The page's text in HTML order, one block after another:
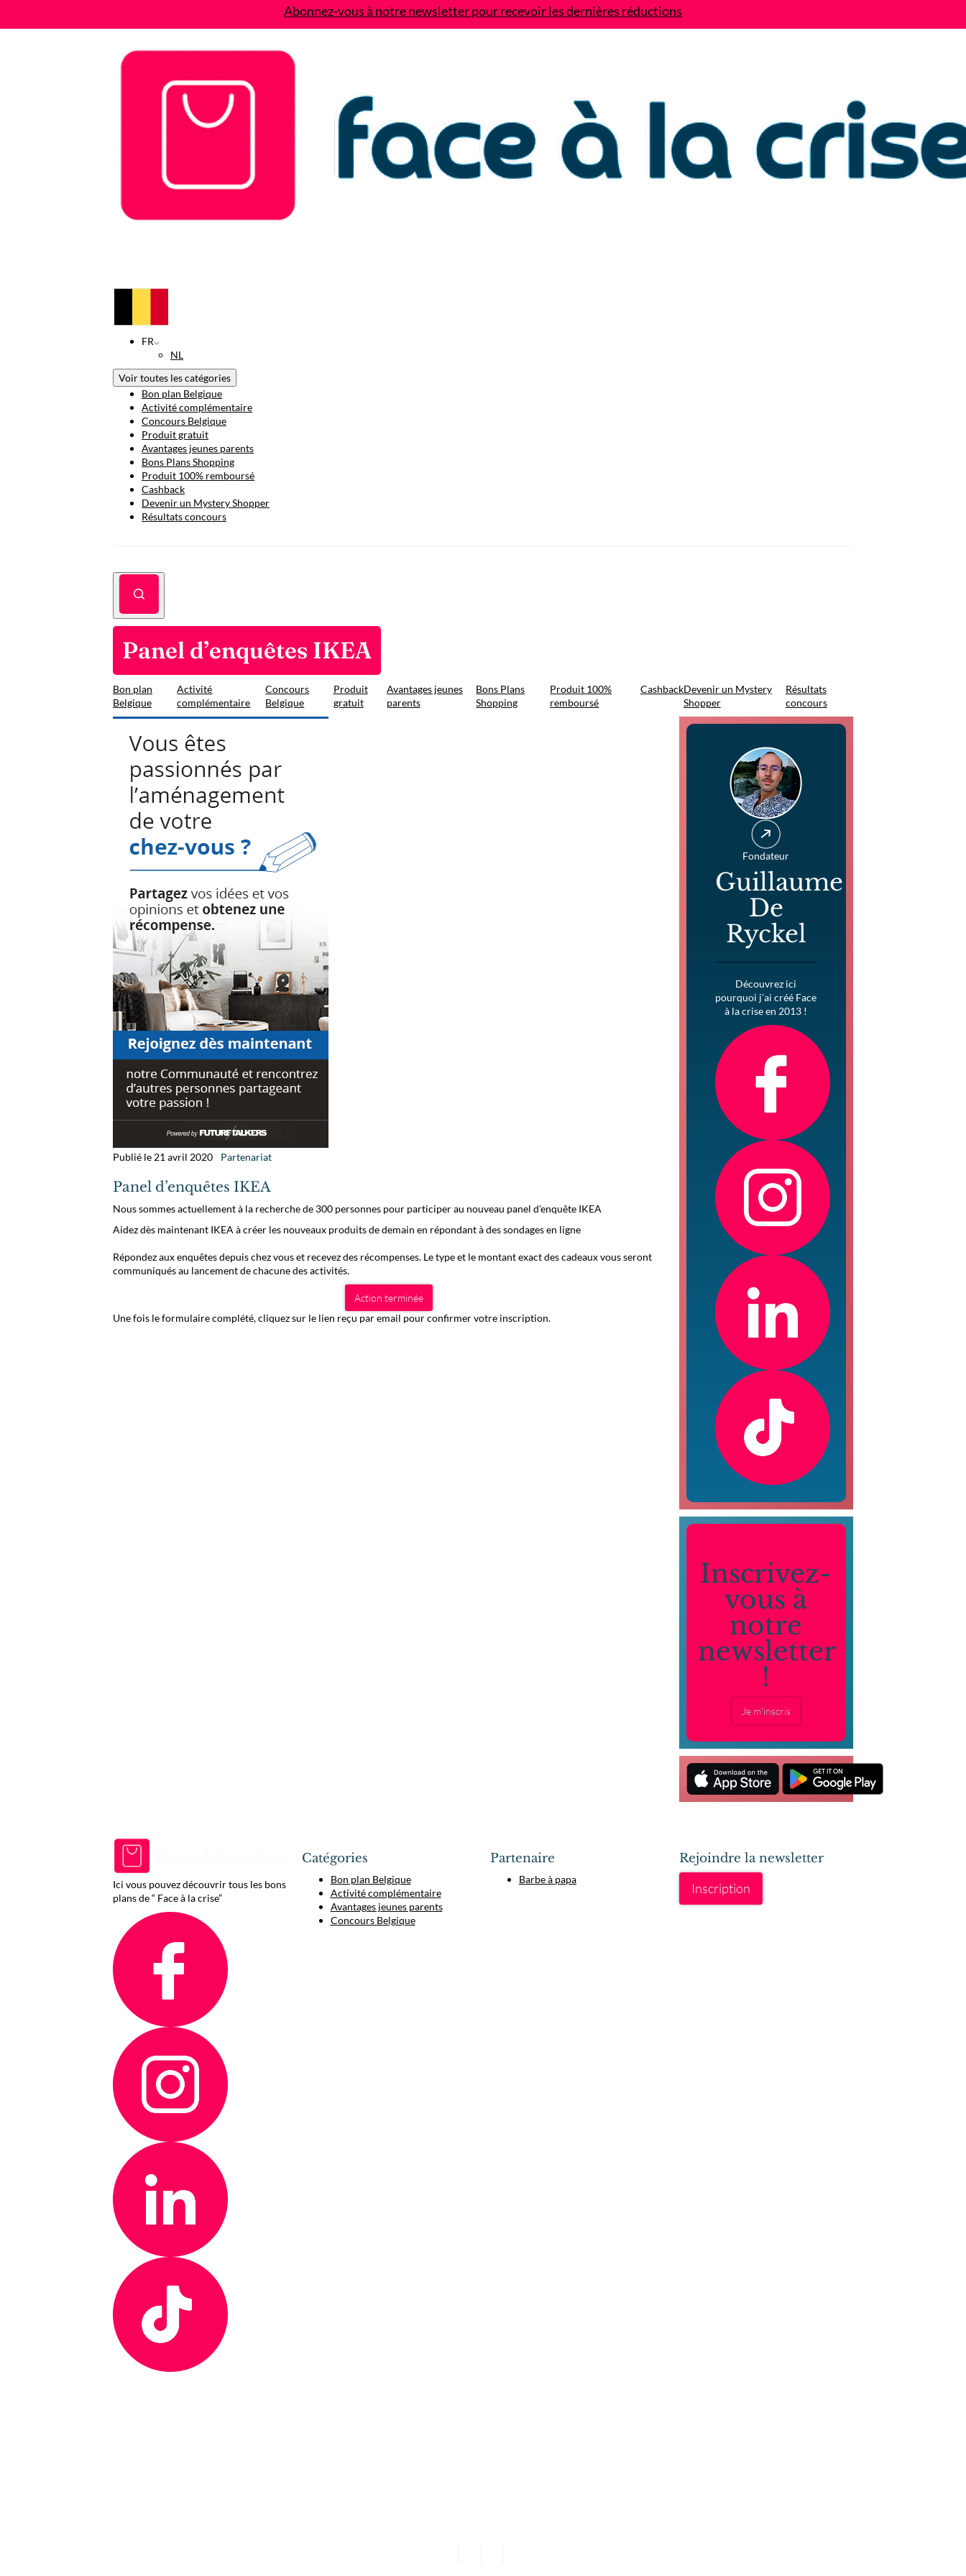
Abonnez-vous à notre newsletter pour recevoir les dernières réductions
FR
NL
Voir toutes les catégories
Bon plan Belgique
Activité complémentaire
Concours Belgique
Produit gratuit
Avantages jeunes parents
Bons Plans Shopping
Produit 100% remboursé
Cashback
Devenir un Mystery Shopper
Résultats concours
Panel d’enquêtes IKEA
Bon plan
Belgique
Activité
complémentaire
Concours
Belgique
Produit
gratuit
Avantages jeunes
parents
Bons Plans
Shopping
Produit 100%
remboursé
CashbackDevenir un Mystery
Shopper
Résultats
concours
Publié le 21 avril 2020 Partenariat
Panel d’enquêtes IKEA
Nous sommes actuellement à la recherche de 300 personnes pour participer au nouveau panel d'enquête IKEA
Aidez dès maintenant IKEA à créer les nouveaux produits de demain en répondant à des sondages en ligne
Répondez aux enquêtes depuis chez vous et recevez des récompenses. Le type et le montant exact des cadeaux vous seront
communiqués au lancement de chacune des activités.
Action terminée
Une fois le formulaire complété, cliquez sur le lien reçu par email pour confirmer votre inscription.
Fondateur
Guillaume
De
Ryckel
Découvrez ici
pourquoi j’ai créé Face
à la crise en 2013 !
Inscrivez-
vous à
notre
newsletter
!
Je m'inscris
Ici vous pouvez découvrir tous les bons
plans de “ Face à la crise”
Catégories
Bon plan Belgique
Activité complémentaire
Avantages jeunes parents
Concours Belgique
Partenaire
Barbe à papa
Rejoindre la newsletter
Inscription